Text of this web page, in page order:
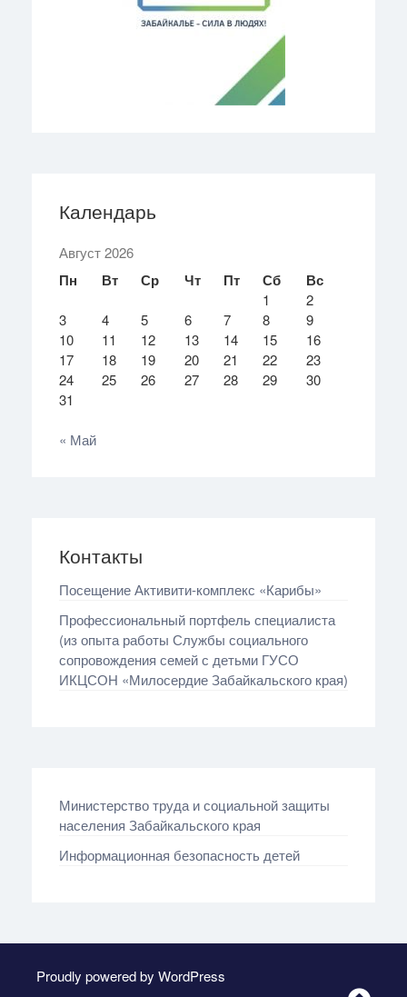
Календарь
Август 2026
Пн Вт Ср Чт Пт Сб Вс
1
2
3
4 5 6 7 8
9
10
11 12 13 14 15
16
17
18 19 20 21 22
23
24
25 26 27 28 29
30
31
« Май
Контакты
Посещение Активити‑комплекс «Карибы»
Профессиональный портфель специалиста
(из опыта работы Службы социального
сопровождения семей с детьми ГУСО
ИКЦСОН «Милосердие Забайкальского края)
Министерство труда и социальной защиты
населения Забайкальского края
Информационная безопасность детей
Proudly powered by WordPress